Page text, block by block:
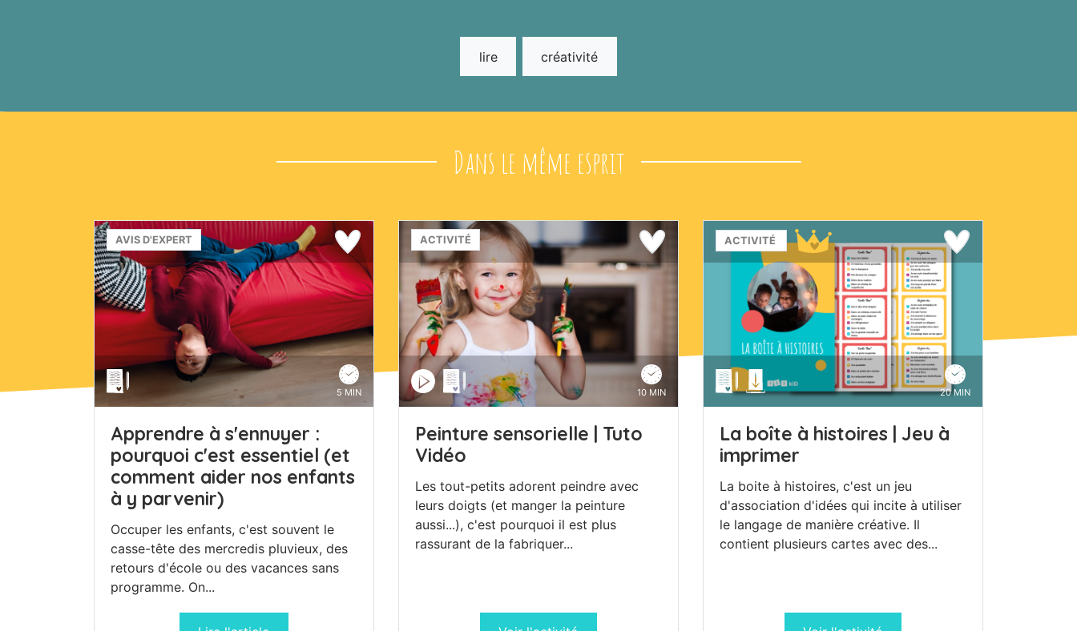
lire créativité
Dans le même esprit
AVIS D'EXPERT
5 MIN
Apprendre à s'ennuyer :
pourquoi c'est essentiel (et
comment aider nos enfants
à y parvenir)
Occuper les enfants, c'est souvent le
casse-tête des mercredis pluvieux, des
retours d'école ou des vacances sans
programme. On...
ACTIVITÉ
10 MIN
Peinture sensorielle | Tuto
Vidéo
Les tout-petits adorent peindre avec
leurs doigts (et manger la peinture
aussi...), c'est pourquoi il est plus
rassurant de la fabriquer...
ACTIVITÉ
20 MIN
La boîte à histoires | Jeu à
imprimer
La boite à histoires, c'est un jeu
d'association d'idées qui incite à utiliser
le langage de manière créative. Il
contient plusieurs cartes avec des...